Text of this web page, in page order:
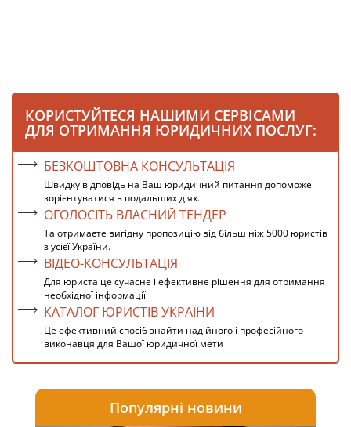
КОРИСТУЙТЕСЯ НАШИМИ СЕРВІСАМИ
ДЛЯ ОТРИМАННЯ ЮРИДИЧНИХ ПОСЛУГ:
БЕЗКОШТОВНА КОНСУЛЬТАЦІЯ
Швидку відповідь на Ваш юридичний питання допоможе
зорієнтуватися в подальших діях.
ОГОЛОСІТЬ ВЛАСНИЙ ТЕНДЕР
Та отримаєте вигідну пропозицію від більш ніж 5000 юристів
з усієї України.
ВІДЕО-КОНСУЛЬТАЦІЯ
Для юриста це сучасне і ефективне рішення для отримання
необхідної інформації
КАТАЛОГ ЮРИСТІВ УКРАЇНИ
Це ефективний спосіб знайти надійного і професійного
виконавця для Вашої юридичної мети
Популярні новини